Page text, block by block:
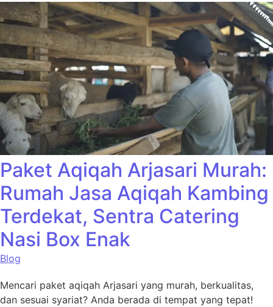
Paket Aqiqah Arjasari Murah:
Rumah Jasa Aqiqah Kambing
Terdekat, Sentra Catering
Nasi Box Enak
Blog
Mencari paket aqiqah Arjasari yang murah, berkualitas,
dan sesuai syariat? Anda berada di tempat yang tepat!